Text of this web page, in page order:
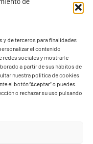
y de terceros para finalidades
el contenido
redes sociales y mostrarle
a partir de sus hábitos de
nuestra política de cookies
el botón “Aceptar” o puedes
o rechazar su uso pulsando